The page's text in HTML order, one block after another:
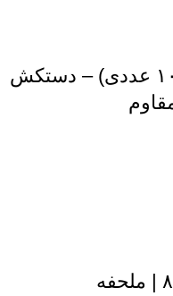
دستکش نیتریل HB (بسته ۱۰۰ عددی) – دستکش
ملحفه وکیوم بافتینه عرض ۸۰ | ملحفه